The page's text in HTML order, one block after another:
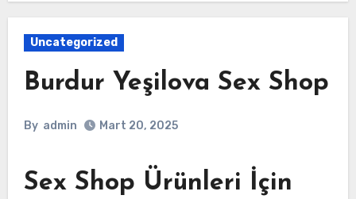
Uncategorized
Burdur Yeşilova Sex Shop
By admin Mart 20, 2025
Sex Shop Ürünleri İçin